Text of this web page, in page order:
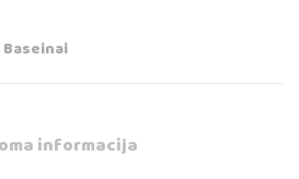
informacija